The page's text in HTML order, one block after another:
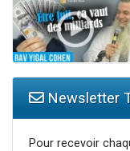
Newsletter
Pour recevoir